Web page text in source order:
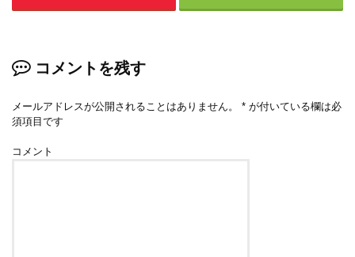
コメントを残す
メールアドレスが公開されることはありません。 * が付いている欄は必
須項目です
コメント